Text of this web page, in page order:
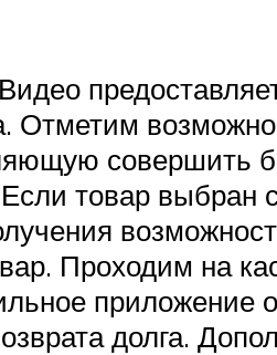
Отметим
совершить
товар выбран
Проходим на
приложение
долга.